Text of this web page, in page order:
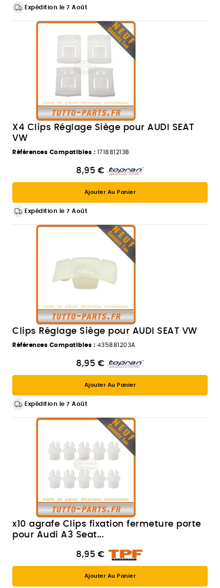
Expédition le 7 Août
X4 Clips Réglage Siège pour AUDI SEAT
VW
Références Compatibles : 171881213B
8,95 €
Ajouter Au Panier
Expédition le 7 Août
Clips Réglage Siège pour AUDI SEAT VW
Références Compatibles : 435881203A
8,95 €
Ajouter Au Panier
Expédition le 7 Août
x10 agrafe Clips fixation fermeture porte
pour Audi A3 Seat...
8,95 €
Ajouter Au Panier